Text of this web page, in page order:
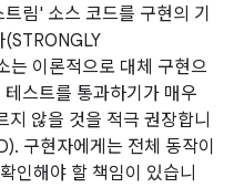
림' 소스 코드를 구현의 기
는 이론적으로 대체 구현으
스트를 통과하기가 매우
않을 것을 적극 권장합니
구현자에게는 전체 동작이
인해야 할 책임이 있습니